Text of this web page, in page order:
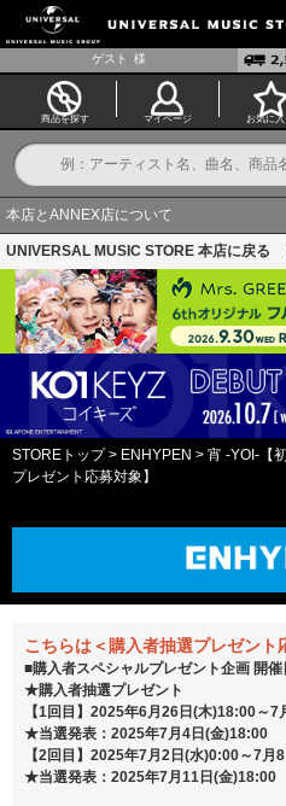
ゲスト 様
商品を探す マイページ お気に入
本店とANNEX店について
UNIVERSAL MUSIC STORE 本店に戻る
STOREトップ> ENHYPEN > 宵 -YOI-【
プレゼント応募対象】
こちらは＜購入者抽選プレゼント
■購入者スペシャルプレゼント企画 開催
★購入者抽選プレゼント
【1回目】2025年6月26日(木)18:00～
★当選発表：2025年7月4日(金)18:00
【2回目】2025年7月2日(水)0:00～7月
★当選発表：2025年7月11日(金)18:00